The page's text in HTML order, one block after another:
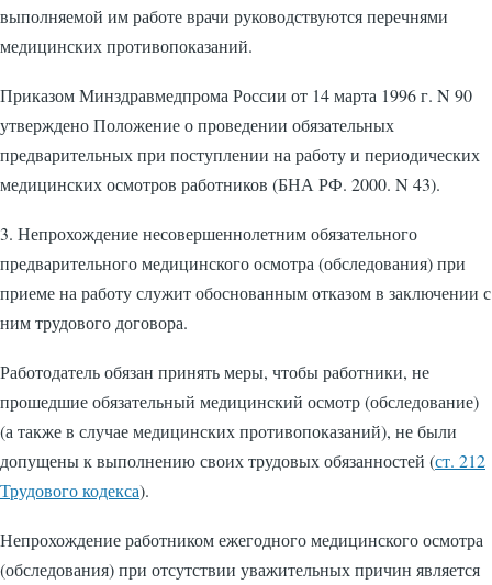
выполняемой им работе врачи руководствуются перечнями
медицинских противопоказаний.
Приказом Минздравмедпрома России от 14 марта 1996 г. N 90
утверждено Положение о проведении обязательных
предварительных при поступлении на работу и периодических
медицинских осмотров работников (БНА РФ. 2000. N 43).
3. Непрохождение несовершеннолетним обязательного
предварительного медицинского осмотра (обследования) при
приеме на работу служит обоснованным отказом в заключении с
ним трудового договора.
Работодатель обязан принять меры, чтобы работники, не
прошедшие обязательный медицинский осмотр (обследование)
(а также в случае медицинских противопоказаний), не были
допущены к выполнению своих трудовых обязанностей (ст. 212
Трудового кодекса).
Непрохождение работником ежегодного медицинского осмотра
(обследования) при отсутствии уважительных причин является